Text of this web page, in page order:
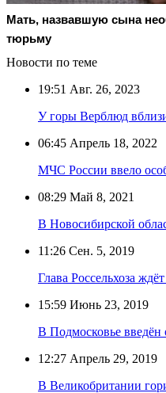
Мать, назвавшую сына
тюрьму
Новости по теме
19:51 Авг. 26, 2023
У горы Верблюд
06:45 Апрель 18, 2022
МЧС России ввело
08:29 Май 8, 2021
В Новосибирской
11:26 Сен. 5, 2019
Глава Россельхоза
15:59 Июнь 23, 2019
В Подмосковье
12:27 Апрель 29, 2019
В Великобритании